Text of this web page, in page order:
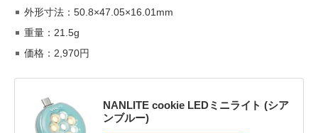
外形寸法：50.8×47.05×16.01mm
重量：21.5g
価格：2,970円
NANLITE cookie LEDミニライト (シア
ンブルー)